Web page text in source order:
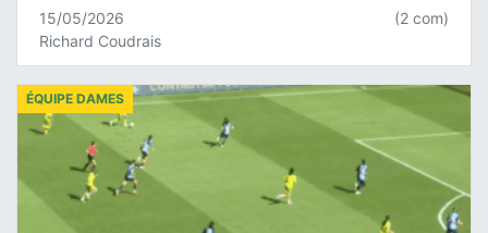
15/05/2026
Richard Coudrais
(2 com)
ÉQUIPE DAMES